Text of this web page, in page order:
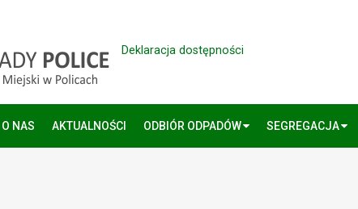
Deklaracja dostępności
O NAS AKTUALNOŚCI ODBIÓR ODPADÓW SEGREGACJA